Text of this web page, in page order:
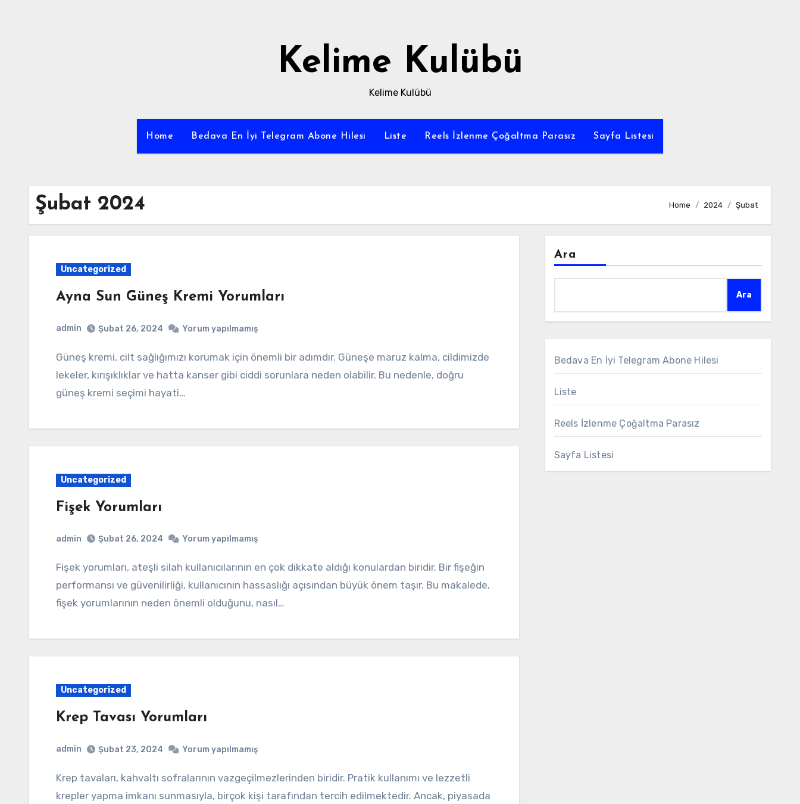
Kelime Kulübü
Kelime Kulübü
Home Bedava En İyi Telegram Abone Hilesi Liste Reels İzlenme Çoğaltma Parasız Sayfa Listesi
Şubat 2024 Home 2024 Şubat
Uncategorized
Ayna Sun Güneş Kremi Yorumları
admin Şubat 26, 2024 Yorum yapılmamış
Güneş kremi, cilt sağlığımızı korumak için önemli bir adımdır. Güneşe maruz kalma, cildimizde
lekeler, kırışıklıklar ve hatta kanser gibi ciddi sorunlara neden olabilir. Bu nedenle, doğru
güneş kremi seçimi hayati…
Uncategorized
Fişek Yorumları
admin Şubat 26, 2024 Yorum yapılmamış
Fişek yorumları, ateşli silah kullanıcılarının en çok dikkate aldığı konulardan biridir. Bir fişeğin
performansı ve güvenilirliği, kullanıcının hassaslığı açısından büyük önem taşır. Bu makalede,
fişek yorumlarının neden önemli olduğunu, nasıl…
Uncategorized
Krep Tavası Yorumları
admin Şubat 23, 2024 Yorum yapılmamış
Krep tavaları, kahvaltı sofralarının vazgeçilmezlerinden biridir. Pratik kullanımı ve lezzetli
krepler yapma imkanı sunmasıyla, birçok kişi tarafından tercih edilmektedir. Ancak, piyasada
Ara
Ara
Bedava En İyi Telegram Abone Hilesi
Liste
Reels İzlenme Çoğaltma Parasız
Sayfa Listesi